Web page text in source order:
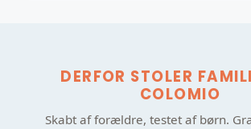
DERFOR STOLER
COLOMIO
Skabt af forældre, testet af børn.